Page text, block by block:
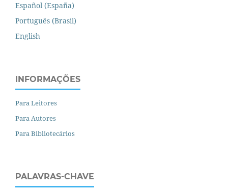
Español (España)
Português (Brasil)
English
INFORMAÇÕES
Para Leitores
Para Autores
Para Bibliotecários
PALAVRAS-CHAVE